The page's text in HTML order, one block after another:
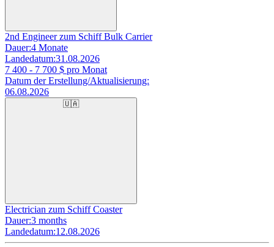
2nd Engineer zum Schiff Bulk Carrier
Dauer:4 Monate
Landedatum:31.08.2026
7 400 - 7 700 $ pro Monat
Datum der Erstellung/Aktualisierung:
06.08.2026
🇺🇦
Electrician zum Schiff Coaster
Dauer:3 months
Landedatum:12.08.2026